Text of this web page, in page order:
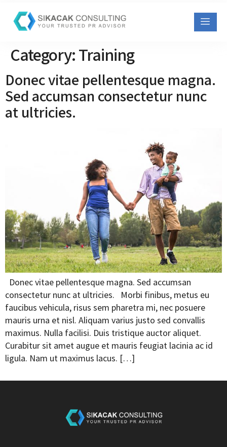
Category:Training
Donec vitae pellentesque magna.
Sed accumsan consectetur nunc
at ultricies.
Donec vitae pellentesque magna. Sed accumsan
consectetur nunc at ultricies. Morbi finibus, metus eu
faucibus vehicula, risus sem pharetra mi, nec posuere
mauris urna et nisl. Aliquam varius justo sed convallis
maximus. Nulla facilisi. Duis tristique auctor aliquet.
Curabitur sit amet augue et mauris feugiat lacinia ac id
ligula. Nam ut maximus lacus. […]